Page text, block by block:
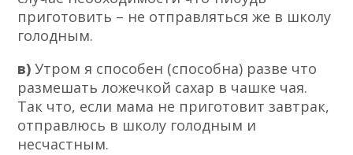
приготовить – не отправляться же в школу
голодным.
в)Утром я способен (способна) разве что
размешать ложечкой сахар в чашке чая.
Так что, если мама не приготовит завтрак,
отправлюсь в школу голодным и
несчастным.